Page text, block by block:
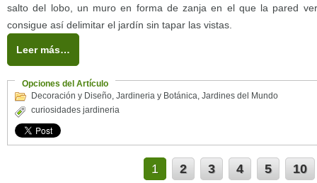
salto del lobo, un muro en forma de zanja en el que la pared
consigue así delimitar el jardín sin tapar las vistas.
Leer más…
Opciones del Artículo
Decoración y Diseño, Jardineria y Botánica, Jardines del Mundo
curiosidades jardineria
1 2 3 4 5 10